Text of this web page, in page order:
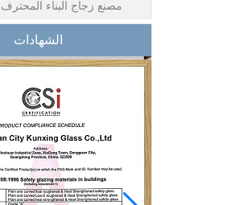
سعر جيد 1/2 بوصة مصنع
mm مصنعي الزجاج الجدول
8.76 mm سعر الزجاج
الأبيض الرقائقي ، 8.76 mm
الزجاج الأبيض الشفاف ،
مصنع الزجاج الرقائقي
الغامض
10 mm 12 mm 15 mm
الشهادات